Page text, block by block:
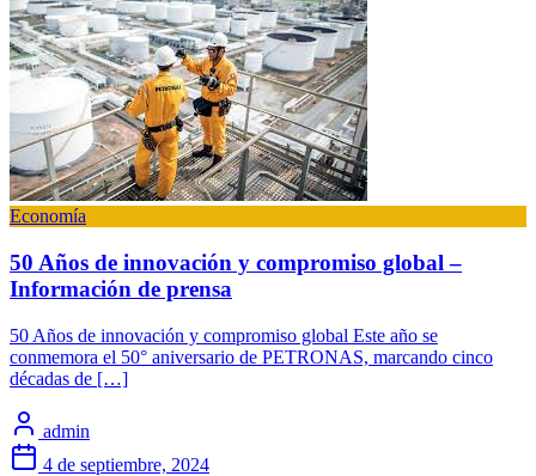
Economía
50 Años de innovación y compromiso global –
Información de prensa
50 Años de innovación y compromiso global Este año se
conmemora el 50° aniversario de PETRONAS, marcando cinco
décadas de […]
admin
4 de septiembre, 2024